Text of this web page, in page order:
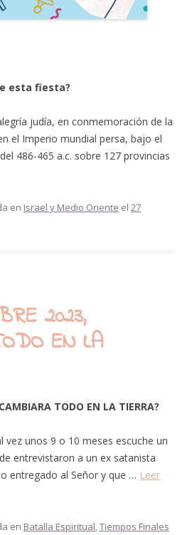
esta fiesta?
judía, en conmemoración de la
el Imperio mundial persa, bajo el
486-465 a.c. sobre 127 provincias
en Israel y Medio Oriente el 27
2023,
EN LA
TODO EN LA TIERRA?
vez unos 9 o 10 meses escuche un
entrevistaron a un ex satanista
entregado al Señor y que … Leer
en Batalla Espiritual,Tiempos Finales